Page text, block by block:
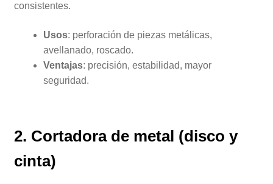
consistentes.
Usos: perforación de piezas metálicas,
avellanado, roscado.
Ventajas: precisión, estabilidad, mayor
seguridad.
2. Cortadora de metal (disco y
cinta)